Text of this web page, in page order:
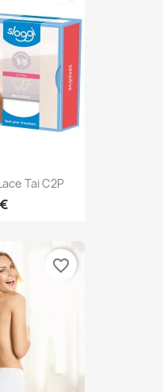
Tai C2P
favorite_border